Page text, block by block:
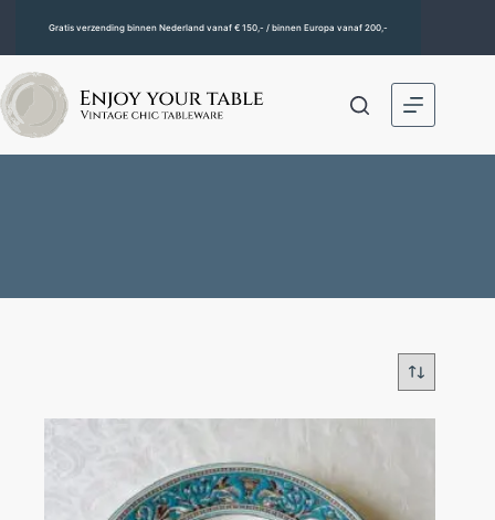
Gratis verzending binnen Nederland vanaf € 150,- / binnen Europa vanaf 200,-